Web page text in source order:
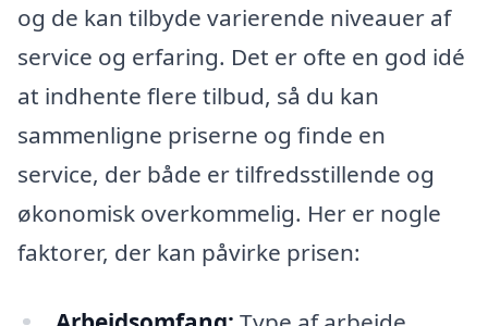
og de kan tilbyde varierende niveauer af
service og erfaring. Det er ofte en god idé
at indhente flere tilbud, så du kan
sammenligne priserne og finde en
service, der både er tilfredsstillende og
økonomisk overkommelig. Her er nogle
faktorer, der kan påvirke prisen: